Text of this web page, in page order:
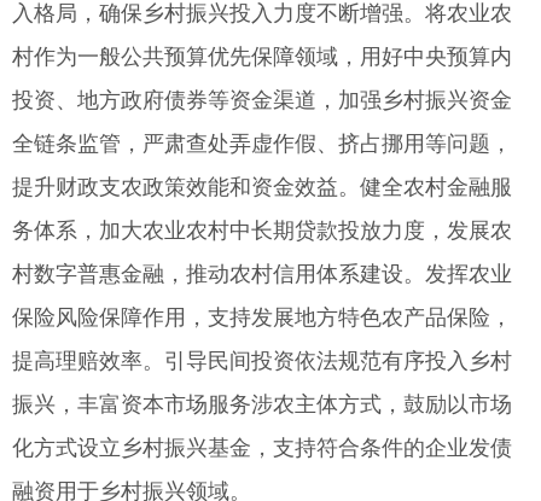
入格局，确保乡村振兴投入力度不断增强。将农业农
村作为一般公共预算优先保障领域，用好中央预算内
投资、地方政府债券等资金渠道，加强乡村振兴资金
全链条监管，严肃查处弄虚作假、挤占挪用等问题，
提升财政支农政策效能和资金效益。健全农村金融服
务体系，加大农业农村中长期贷款投放力度，发展农
村数字普惠金融，推动农村信用体系建设。发挥农业
保险风险保障作用，支持发展地方特色农产品保险，
提高理赔效率。引导民间投资依法规范有序投入乡村
振兴，丰富资本市场服务涉农主体方式，鼓励以市场
化方式设立乡村振兴基金，支持符合条件的企业发债
融资用于乡村振兴领域。